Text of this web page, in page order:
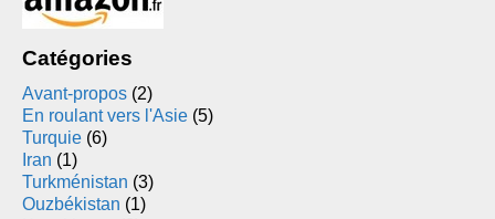
Catégories
Avant-propos (2)
En roulant vers l'Asie (5)
Turquie (6)
Iran (1)
Turkménistan (3)
Ouzbékistan (1)